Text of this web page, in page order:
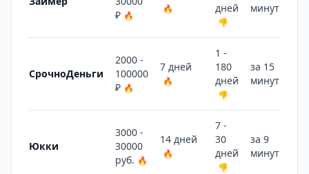
₽ 🔥
🔥
дней
👎
минут
СрочноДеньги
2000 -
100000
₽ 🔥
7 дней
🔥
1 -
180
дней
👎
за 15
минут
Юкки
3000 -
30000
руб. 🔥
14 дней
🔥
7 -
30
дней
👎
за 9
минут